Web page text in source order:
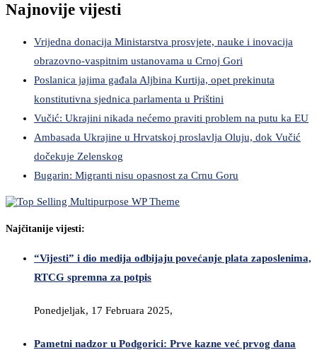
Najnovije vijesti
Vrijedna donacija Ministarstva prosvjete, nauke i inovacija
obrazovno-vaspitnim ustanovama u Crnoj Gori
Poslanica jajima gađala Aljbina Kurtija, opet prekinuta
konstitutivna sjednica parlamenta u Prištini
Vučić: Ukrajini nikada nećemo praviti problem na putu ka EU
Ambasada Ukrajine u Hrvatskoj proslavlja Oluju, dok Vučić
dočekuje Zelenskog
Bugarin: Migranti nisu opasnost za Crnu Goru
Najčitanije vijesti:
“Vijesti” i dio medija odbijaju povećanje plata zaposlenima,
RTCG spremna za potpis
Ponedjeljak, 17 Februara 2025,
Pametni nadzor u Podgorici: Prve kazne već prvog dana